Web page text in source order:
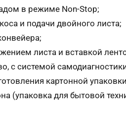
в режиме Non-Stop;
и подачи двойного листа;
листа и вставкой
с системой
картонной
(упаковка для бытовой